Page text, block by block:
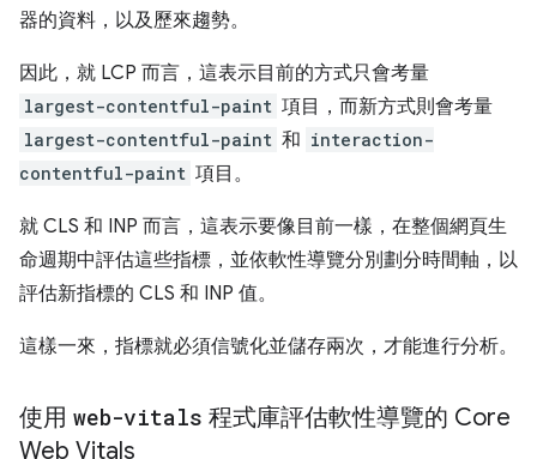
器的資料，以及歷來趨勢。
因此，就 LCP 而言，這表示目前的方式只會考量
largest-contentful-paint 項目，而新方式則會考量
largest-contentful-paint 和 interaction-
contentful-paint 項目。
就 CLS 和 INP 而言，這表示要像目前一樣，在整個網頁生
命週期中評估這些指標，並依軟性導覽分別劃分時間軸，以
評估新指標的 CLS 和 INP 值。
這樣一來，指標就必須信號化並儲存兩次，才能進行分析。
使用 web-vitals 程式庫評估軟性導覽的 Core
Web Vitals